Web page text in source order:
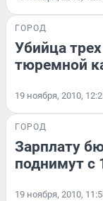
ГОРОД
Убийца
тюремной
19 ноября, 2010,
ГОРОД
Зарплату
поднимут с
19 ноября, 2010,